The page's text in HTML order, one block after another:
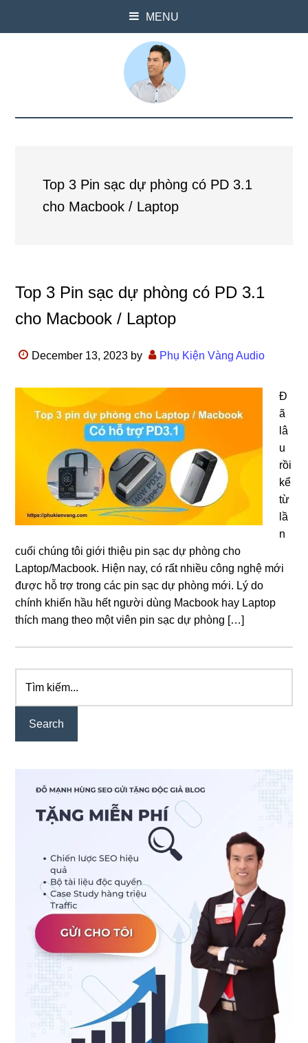
MENU
Top 3 Pin sạc dự phòng có PD 3.1
cho Macbook / Laptop
Top 3 Pin sạc dự phòng có PD 3.1
cho Macbook / Laptop
December 13, 2023 by Phụ Kiện Vàng Audio
Đ
ã
lâ
u
rồi
kể
từ
lầ
n
cuối chúng tôi giới thiệu pin sạc dự phòng cho
Laptop/Macbook. Hiện nay, có rất nhiều công nghệ mới
được hỗ trợ trong các pin sạc dự phòng mới. Lý do
chính khiến hầu hết người dùng Macbook hay Laptop
thích mang theo một viên pin sạc dự phòng […]
Primary
Sidebar
kiếm...